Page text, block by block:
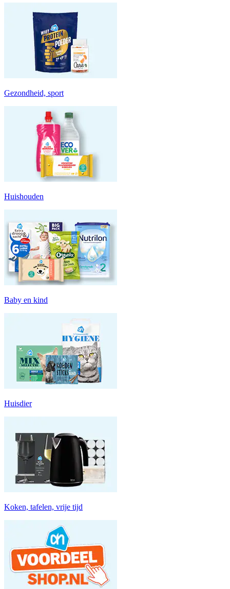
Gezondheid, sport
Huishouden
Baby en kind
Huisdier
Koken, tafelen, vrije tijd